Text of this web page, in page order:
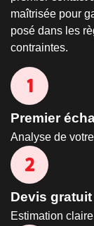
maîtrisée pour
posé dans les
contraintes.
Premier
Analyse de
Devis gratuit
Estimation